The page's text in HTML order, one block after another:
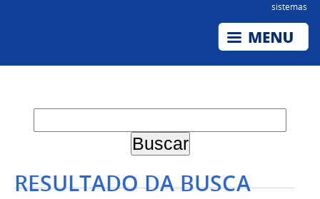
sistemas
RESULTADO DA BUSCA